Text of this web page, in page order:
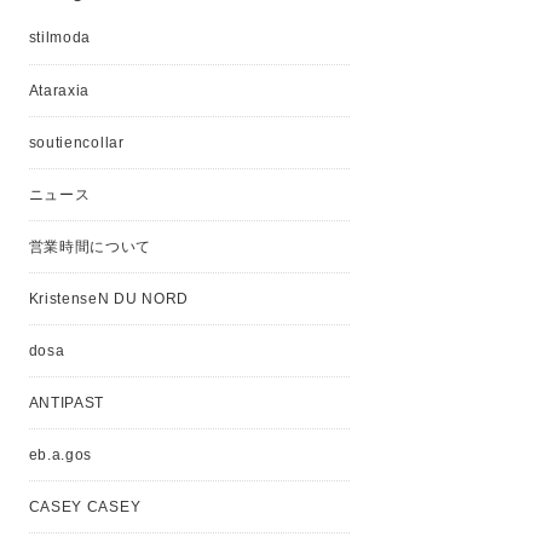
stilmoda
Ataraxia
soutiencollar
ニュース
営業時間について
KristenseN DU NORD
dosa
ANTIPAST
eb.a.gos
CASEY CASEY